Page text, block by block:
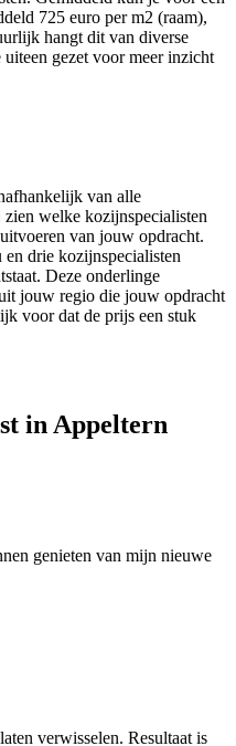
725 euro per m2 (raam),
hangt dit van diverse
gezet voor meer inzicht
van alle
welke kozijnspecialisten
van jouw opdracht.
drie kozijnspecialisten
Deze onderlinge
jouw regio die jouw opdracht
voor dat de prijs een stuk
in Appeltern
genieten van mijn nieuwe
verwisselen. Resultaat is